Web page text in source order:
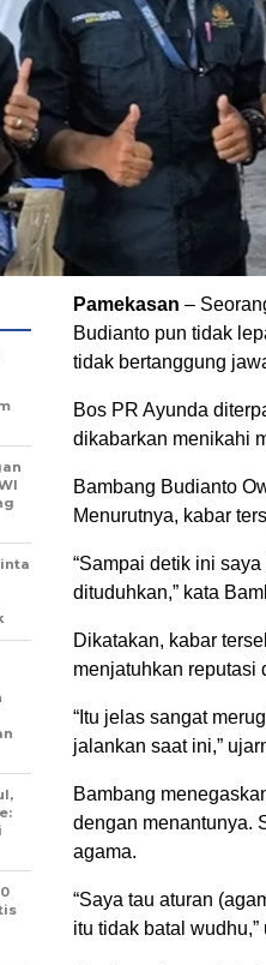
Pamekasan –
Budianto pun tidak
tidak bertanggung
Bos PR Ayunda
dikabarkan menikahi
Bambang Budianto
Menurutnya, kabar
“Sampai detik ini
dituduhkan,” kata
Dikatakan, kabar
menjatuhkan reputasi
“Itu jelas sangat
jalankan saat ini,”
Bambang
dengan menantunya.
agama.
“Saya tau aturan
itu tidak batal wudhu,”